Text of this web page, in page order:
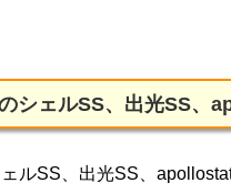
シェルSS、出光SS、
ルSS、出光SS、